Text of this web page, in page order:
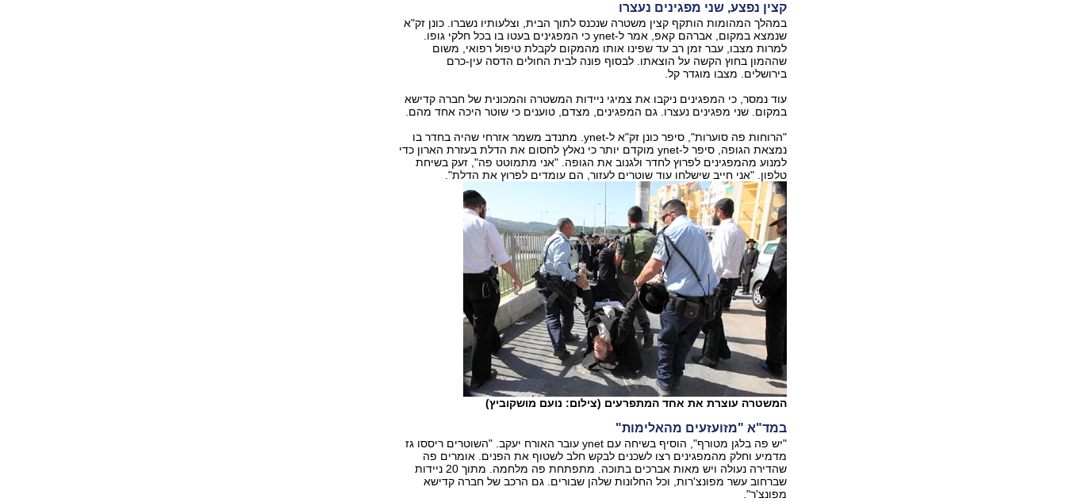
קצין נפצע, שני מפגינים נעצרו
במהלך המהומות הותקף קצין משטרה שנכנס לתוך הבית, וצלעותיו נשברו. כונן זק"א
שנמצא במקום, אברהם קאפ, אמר ל-ynet כי המפגינים בעטו בו בכל חלקי גופו.
למרות מצבו, עבר זמן רב עד שפינו אותו מהמקום לקבלת טיפול רפואי, משום
שההמון בחוץ הקשה על הוצאתו. לבסוף פונה לבית החולים הדסה עין-כרם
בירושלים. מצבו מוגדר קל.
עוד נמסר, כי המפגינים ניקבו את צמיגי ניידות המשטרה והמכונית של חברה קדישא
במקום. שני מפגינים נעצרו. גם המפגינים, מצדם, טוענים כי שוטר היכה אחד מהם.
"הרוחות פה סוערות", סיפר כונן זק"א ל-ynet. מתנדב משמר אזרחי שהיה בחדר בו
נמצאת הגופה, סיפר ל-ynet מוקדם יותר כי נאלץ לחסום את הדלת בעזרת הארון כדי
למנוע מהמפגינים לפרוץ לחדר ולגנוב את הגופה. "אני מתמוטט פה", זעק בשיחת
טלפון. "אני חייב שישלחו עוד שוטרים לעזור, הם עומדים לפרוץ את הדלת".
המשטרה עוצרת את אחד המתפרעים (צילום: נועם מושקוביץ)
במד"א "מזועזעים מהאלימות"
"יש פה בלגן מטורף", הוסיף בשיחה עם ynet עובר האורח יעקב. "השוטרים ריססו גז
מדמיע וחלק מהמפגינים רצו לשכנים לבקש חלב לשטוף את הפנים. אומרים פה
שהדירה נעולה ויש מאות אברכים בתוכה. מתפתחת פה מלחמה. מתוך 20 ניידות
שברחוב עשר מפונצ'רות, וכל החלונות שלהן שבורים. גם הרכב של חברה קדישא
מפונצ'ר".